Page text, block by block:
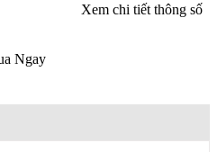
Xem chi tiết thông số
Ngay